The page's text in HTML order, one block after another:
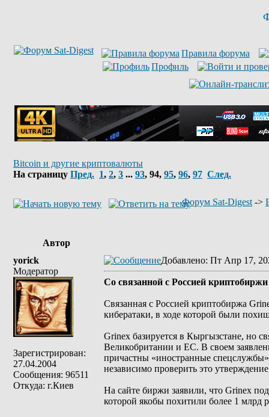
Правила форума
Профиль
Bitcoin и другие криптовалюты
На страницу Пред. 1, 2, 3 ... 93, 94, 95, 96, 97 След.
Форум Sat-Digest ->
Автор
yorick
Модератор
Зарегистрирован:
27.04.2004
Сообщения: 96511
Откуда: г.Киев
Добавлено: Пт Апр 17,
Со связанной с Россией
Связанная с Россией криптобиржа
кибератаки, в ходе которой были
Grinex базируется в Кыргызстане, но
Великобритании и ЕС. В своем
причастны «иностранные спецслужбы»
независимо проверить это
На сайте биржи заявили, что Grinex
которой якобы похитили более 1 млрд